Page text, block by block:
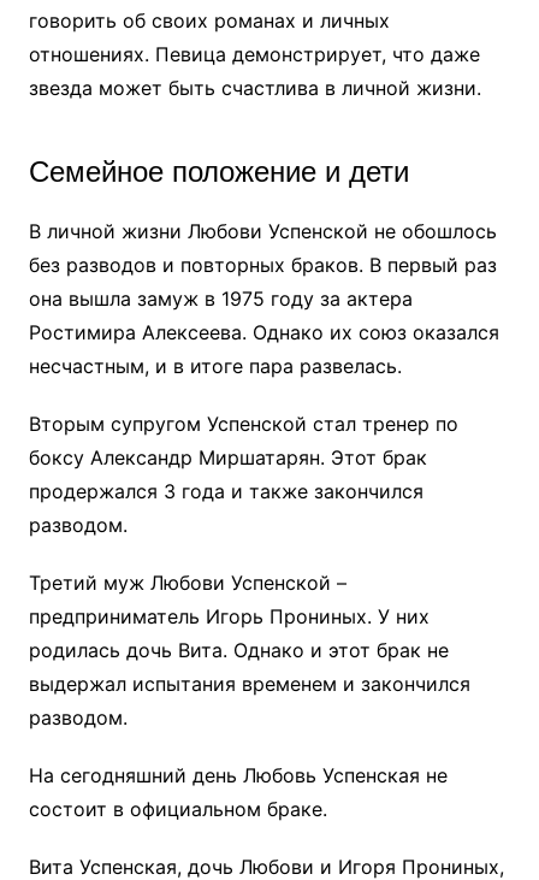
говорить об своих романах и личных
отношениях. Певица демонстрирует, что даже
звезда может быть счастлива в личной жизни.
Семейное положение и дети
В личной жизни Любови Успенской не обошлось
без разводов и повторных браков. В первый раз
она вышла замуж в 1975 году за актера
Ростимира Алексеева. Однако их союз оказался
несчастным, и в итоге пара развелась.
Вторым супругом Успенской стал тренер по
боксу Александр Миршатарян. Этот брак
продержался 3 года и также закончился
разводом.
Третий муж Любови Успенской –
предприниматель Игорь Прониных. У них
родилась дочь Вита. Однако и этот брак не
выдержал испытания временем и закончился
разводом.
На сегодняшний день Любовь Успенская не
состоит в официальном браке.
Вита Успенская, дочь Любови и Игоря Прониных,